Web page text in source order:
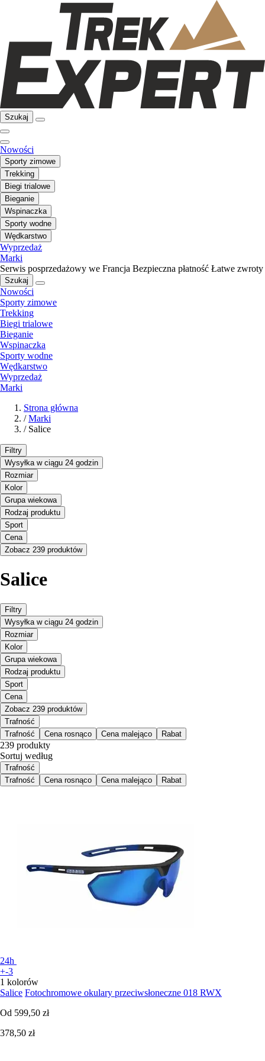
Szukaj
Nowości
Sporty zimowe
Trekking
Biegi trialowe
Bieganie
Wspinaczka
Sporty wodne
Wędkarstwo
Wyprzedaż
Marki
Serwis posprzedażowy we Francja Bezpieczna płatność Łatwe zwroty
Szukaj
Nowości
Sporty zimowe
Trekking
Biegi trialowe
Bieganie
Wspinaczka
Sporty wodne
Wędkarstwo
Wyprzedaż
Marki
Strona główna
/ Marki
/ Salice
Filtry
Wysyłka w ciągu 24 godzin
Rozmiar
Kolor
Grupa wiekowa
Rodzaj produktu
Sport
Cena
Zobacz 239 produktów
Salice
Filtry
Wysyłka w ciągu 24 godzin
Rozmiar
Kolor
Grupa wiekowa
Rodzaj produktu
Sport
Cena
Zobacz 239 produktów
Trafność
Trafność
Cena rosnąco Cena malejąco Rabat
239 produkty
Sortuj według
Trafność
Trafność
Cena rosnąco Cena malejąco Rabat
24h
+-3
1 kolorów
Salice Fotochromowe okulary przeciwsłoneczne 018 RWX
Od 599,50 zł
378,50 zł